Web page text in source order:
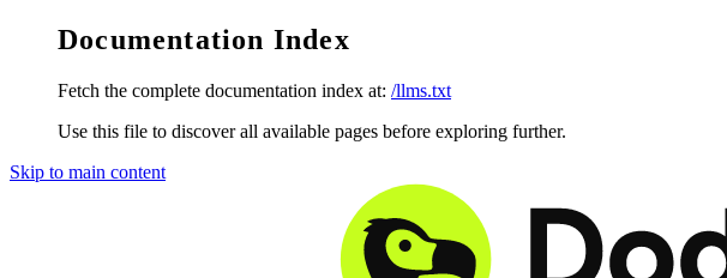
Documentation Index
Fetch the complete documentation index at: /llms.txt
Use this file to discover all available pages before exploring further.
Skip to main content